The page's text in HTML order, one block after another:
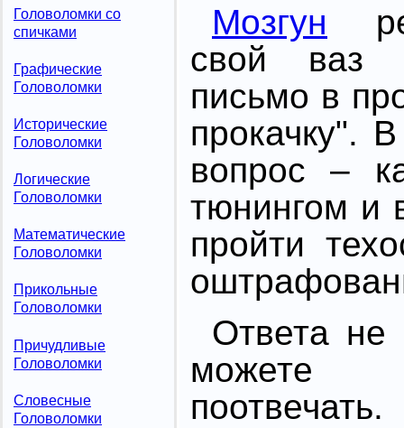
Головоломки со
спичками
Графические
Головоломки
Исторические
Головоломки
Логические
Головоломки
Математические
Головоломки
Прикольные
Головоломки
Причудливые
Головоломки
Словесные
Головоломки
Мозгун
свой ваз
письмо в
прокачку".
вопрос –
тюнингом и
пройти
Ответа не
можете
поотвечать.